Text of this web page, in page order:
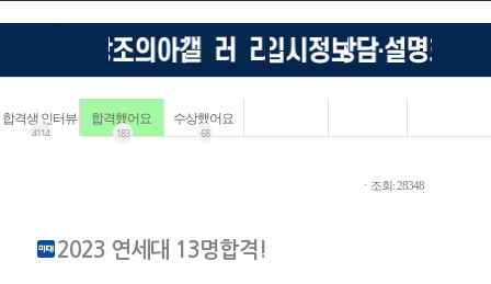
합격생 인터뷰
4114
합격했어요
183
수상했어요
68
ㆍ조회: 28348
2023 연세대 13명합격!